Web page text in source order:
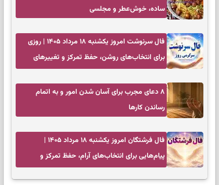
ساده، خوش‌عطر و مجلسی
فال سرنوشت امروز یکشنبه ۱۸ مرداد ۱۴۰۵ | روزی
برای انتخاب‌های روشن، حفظ تمرکز و تغییرهای
۸ دعای مجرب برای آسان شدن امور و به اتمام
رساندن کار‌ها
فال فرشتگان امروز یکشنبه ۱۸ مرداد ۱۴۰۵ |
پیام‌هایی برای انتخاب‌های آرام، حفظ تمرکز و